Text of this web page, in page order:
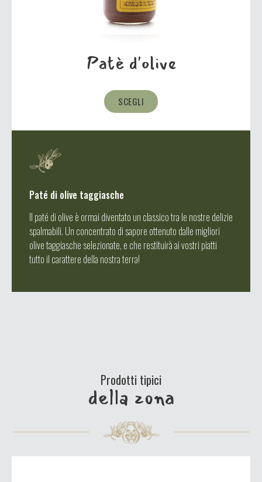
Patè d'olive
SCEGLI
Paté di olive taggiasche
Il paté di olive è ormai diventato un classico tra le nostre delizie
spalmabili. Un concentrato di sapore ottenuto dalle migliori
olive taggiasche selezionate, e che restituirà ai vostri piatti
tutto il carattere della nostra terra!
Prodotti tipici
della zona